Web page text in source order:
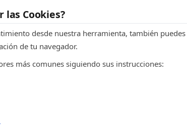
las Cookies?
desde nuestra herramienta, también
de tu navegador.
más comunes siguiendo sus instrucciones: